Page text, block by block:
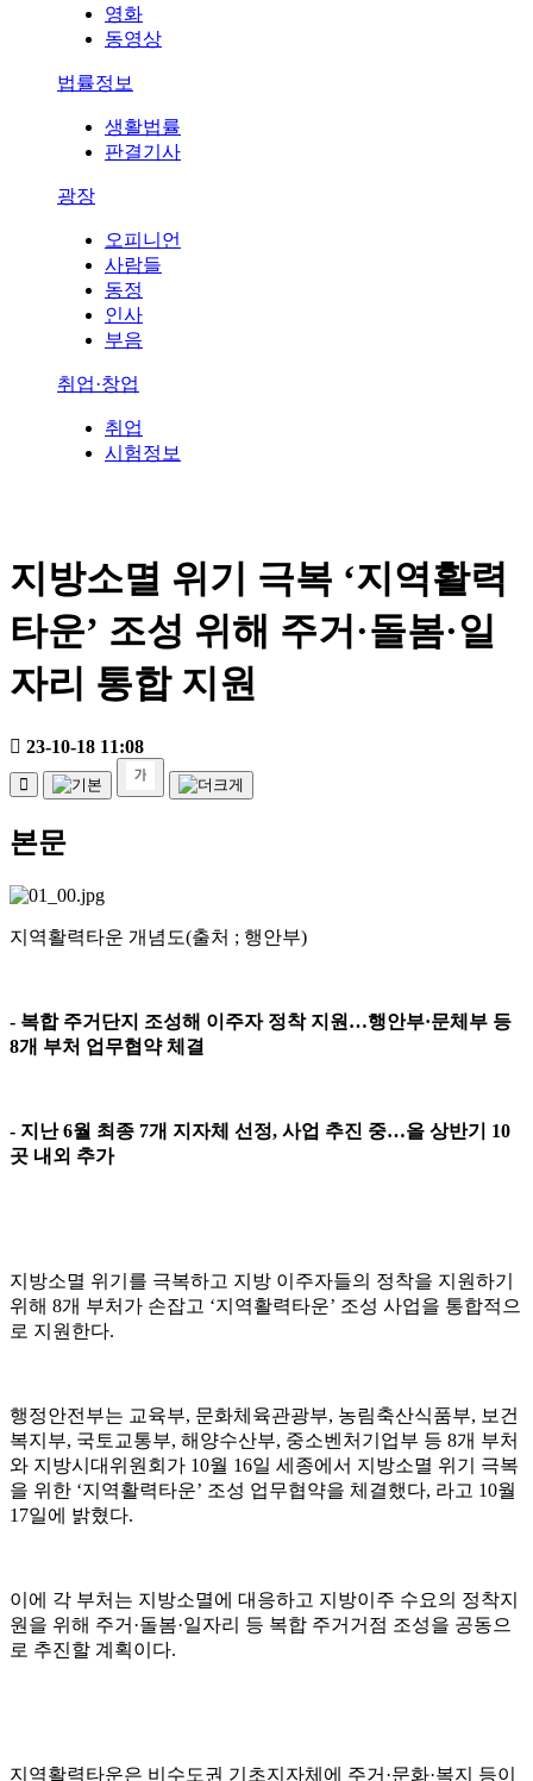
영화
동영상
법률정보
생활법률
판결기사
광장
오피니언
사람들
동정
인사
부음
취업·창업
취업
시험정보
지방소멸 위기 극복 ‘지역활력
타운’ 조성 위해 주거·돌봄·일
자리 통합 지원
23-10-18 11:08
본문
지역활력타운 개념도(출처 ; 행안부)
- 복합 주거단지 조성해 이주자 정착 지원 …행안부·문체부 등
8개 부처 업무협약 체결
- 지난6월 최종 7개 지자체 선정, 사업 추진 중…올 상반기 10
곳 내외 추가
지방소멸 위기를 극복하고 지방 이주자들의 정착을 지원하기
위해 8개 부처가 손잡고 ‘지역활력타운’ 조성 사업을 통합적으
로 지원한다.
행정안전부는 교육부, 문화체육관광부, 농림축산식품부, 보건
복지부, 국토교통부, 해양수산부, 중소벤처기업부 등 8개 부처
와 지방시대위원회가 10월 16일 세종에서 지방소멸 위기 극복
을 위한 ‘지역활력타운’ 조성 업무협약을 체결했다, 라고 10월
17일에 밝혔다.
이에 각 부처는 지방소멸에 대응하고 지방이주 수요의 정착지
원을 위해 주거 ·돌봄·일자리 등 복합 주거거점 조성을 공동으
로 추진할 계획이다.
지역활력타운은 비수도권 기초지자체에 주거 ·문화·복지 등이